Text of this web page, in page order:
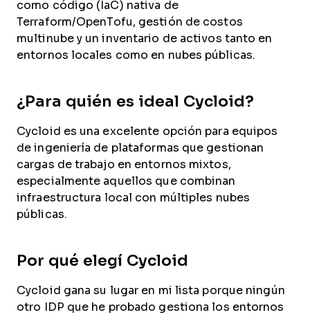
como código (IaC) nativa de
Terraform/OpenTofu, gestión de costos
multinube y un inventario de activos tanto en
entornos locales como en nubes públicas.
¿Para quién es ideal Cycloid?
Cycloid es una excelente opción para equipos
de ingeniería de plataformas que gestionan
cargas de trabajo en entornos mixtos,
especialmente aquellos que combinan
infraestructura local con múltiples nubes
públicas.
Por qué elegí Cycloid
Cycloid gana su lugar en mi lista porque ningún
otro IDP que he probado gestiona los entornos